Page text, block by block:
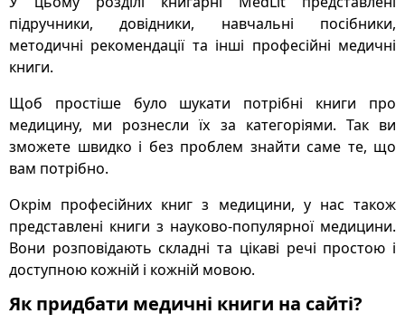
підручники, довідники, навчальні посібники,
методичні рекомендації та інші професійні медичні
книги.
Щоб простіше було шукати потрібні книги про
медицину, ми рознесли їх за категоріями. Так ви
зможете швидко і без проблем знайти саме те, що
вам потрібно.
Окрім професійних книг з медицини, у нас також
представлені книги з науково-популярної медицини.
Вони розповідають складні та цікаві речі простою і
доступною кожній і кожній мовою.
Як придбати медичні книги на сайті?